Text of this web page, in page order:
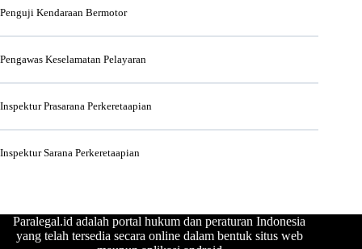
Penguji Kendaraan Bermotor
Pengawas Keselamatan Pelayaran
Inspektur Prasarana Perkeretaapian
Inspektur Sarana Perkeretaapian
Paralegal.id adalah portal hukum dan peraturan Indonesia
yang telah tersedia secara online dalam bentuk situs web